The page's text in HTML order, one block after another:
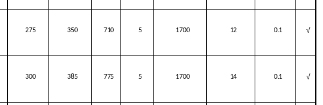
275 350 710 5 1700 12 0.1 √
300 385 775 5 1700 14 0.1 √